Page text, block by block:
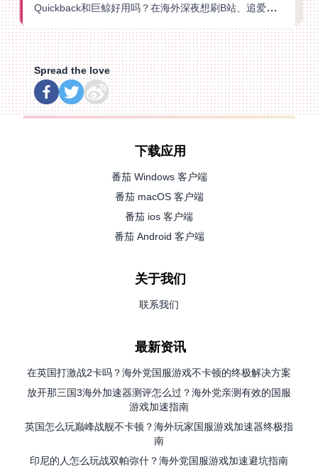
Quickback和巨鲸好用吗？在海外深夜想刷B站、追爱奇艺的你，或许正需要这份答案
Spread the love
下载应用
番茄 Windows 客户端
番茄 macOS 客户端
番茄 ios 客户端
番茄 Android 客户端
关于我们
联系我们
最新资讯
在英国打激战2卡吗？海外党国服游戏不卡顿的终极解决方案
放开那三国3海外加速器测评怎么过？海外党亲测有效的国服
游戏加速指南
英国怎么玩巅峰战舰不卡顿？海外玩家国服游戏加速器终极指
南
印尼的人怎么玩战双帕弥什？海外党国服游戏加速避坑指南